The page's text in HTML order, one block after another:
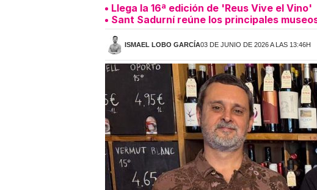
Llega la 16ª edición de 'Reus Vive el Vino'
Sant Sadurní reúne los principales
ISMAEL LOBO GARCÍA03 DE JUNIO DE 2026 A LAS 13:46H